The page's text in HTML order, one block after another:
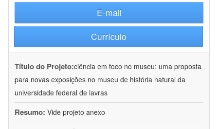
E-mail
Currículo
Título do Projeto:ciência em foco no museu: uma proposta
para novas exposições no museu de história natural da
universidade federal de lavras
Resumo: Vide projeto anexo